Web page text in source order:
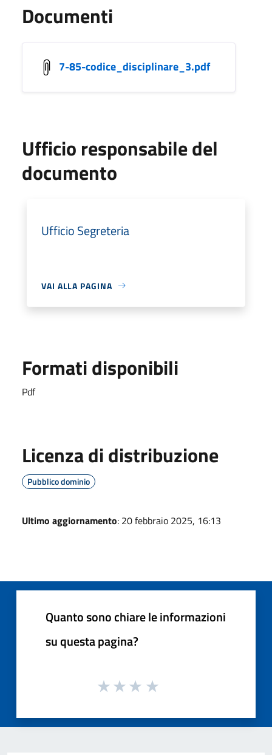
Documenti
7-85-codice_disciplinare_3.pdf
Ufficio responsabile del
documento
Ufficio Segreteria
VAI ALLA PAGINA
Formati disponibili
Pdf
Licenza di distribuzione
Pubblico dominio
Ultimo aggiornamento: 20 febbraio 2025, 16:13
Quanto sono chiare le informazioni
su questa pagina?